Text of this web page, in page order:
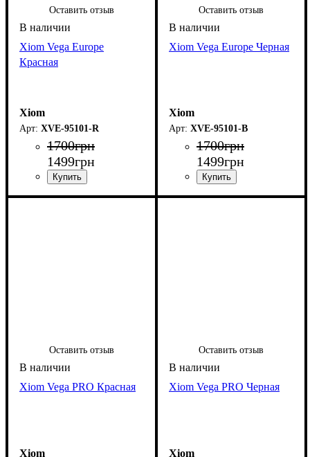
Оставить отзыв
Xiom Vega Europe
Красная
Xiom
XVE-95101-R
1700грн
1499грн
Оставить отзыв
Xiom Vega Europe Черная
Xiom
XVE-95101-B
1700грн
1499грн
Оставить отзыв
Xiom Vega PRO Красная
Xiom
Оставить отзыв
Xiom Vega PRO Черная
Xiom